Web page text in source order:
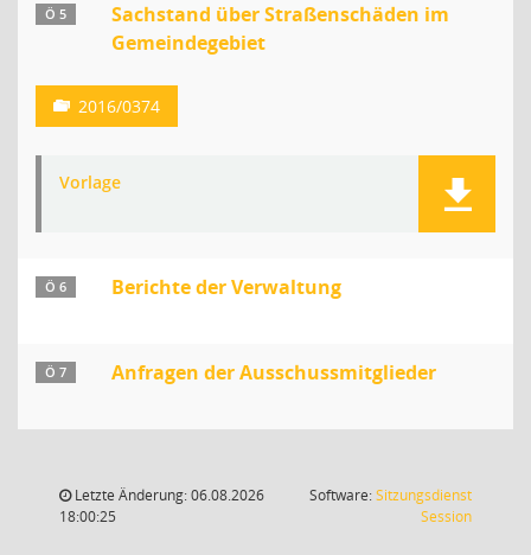
Ö 5
Sachstand über Straßenschäden im
Gemeindegebiet
2016/0374
Vorlage
Ö 6 Berichte der Verwaltung
Ö 7 Anfragen der Ausschussmitglieder
Letzte Änderung: 06.08.2026
18:00:25
Software:Sitzungsdienst
Session(Wird in